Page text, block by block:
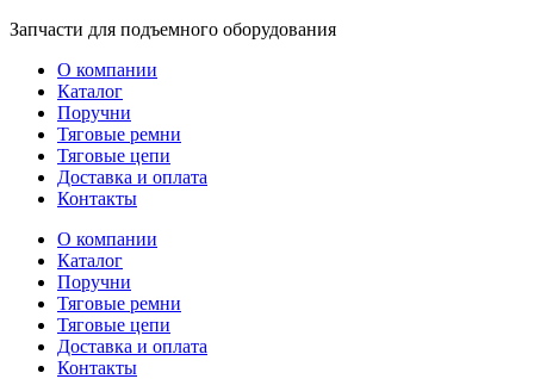
Перейти
содержимому
Запчасти для подъемного оборудования
О компании
Каталог
Поручни
Тяговые ремни
Тяговые цепи
Доставка и оплата
Контакты
О компании
Каталог
Поручни
Тяговые ремни
Тяговые цепи
Доставка и оплата
Контакты